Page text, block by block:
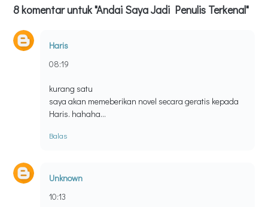
8 komentar untuk "Andai Saya Jadi Penulis Terkenal"
Haris
08:19
kurang satu
saya akan memeberikan novel secara geratis kepada
Haris. hahaha...
Balas
Unknown
10:13